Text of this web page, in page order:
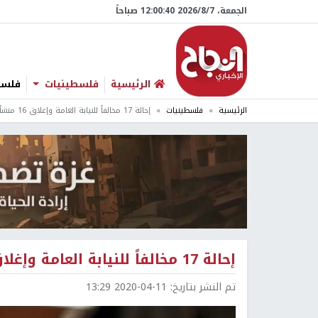
الجمعة، 7/‏8/‏2026 12:00:41 صباحاً
الرئيسية فلسطينيات
الرئيسية فلسطينيات إحالة 17 مخالفاً للنيابة العامة وإغلاق 16 منشأة صناعيةخلال أسبوع
إحالة 17 مخالفاً للنيابة العامة وإغلاق 16 منشأة صناعيةخلال أسبوع
تم النشر بتاريخ: 2020-04-11 13:29